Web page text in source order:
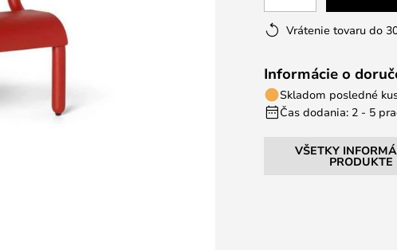
Vrátenie tovaru do
Informácie o
Skladom posledné
Čas dodania: 2 - 5
VŠETKY
PRODUKTE